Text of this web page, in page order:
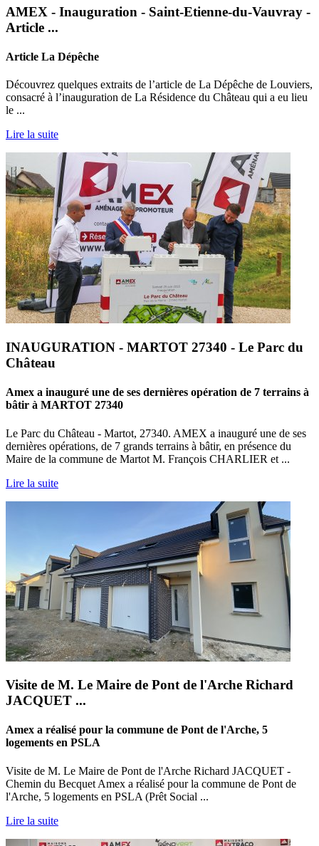
AMEX - Inauguration - Saint-Etienne-du-Vauvray -
Article ...
Article La Dépêche
Découvrez quelques extraits de l’article de La Dépêche de Louviers,
consacré à l’inauguration de La Résidence du Château qui a eu lieu
le ...
Lire la suite
INAUGURATION - MARTOT 27340 - Le Parc du
Château
Amex a inauguré une de ses dernières opération de 7 terrains à
bâtir à MARTOT 27340
Le Parc du Château - Martot, 27340. AMEX a inauguré une de ses
dernières opérations, de 7 grands terrains à bâtir, en présence du
Maire de la commune de Martot M. François CHARLIER et ...
Lire la suite
Visite de M. Le Maire de Pont de l'Arche Richard
JACQUET ...
Amex a réalisé pour la commune de Pont de l'Arche, 5
logements en PSLA
Visite de M. Le Maire de Pont de l'Arche Richard JACQUET -
Chemin du Becquet Amex a réalisé pour la commune de Pont de
l'Arche, 5 logements en PSLA (Prêt Social ...
Lire la suite